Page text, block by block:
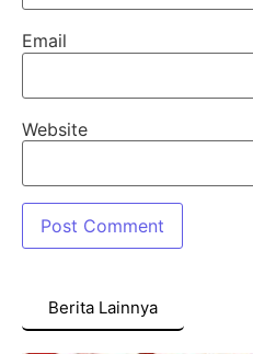
Email
Website
Berita Lainnya